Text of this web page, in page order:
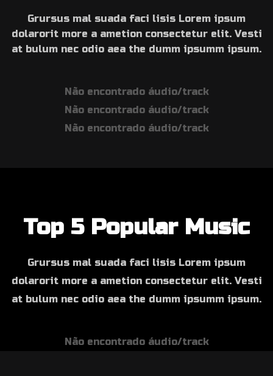
Grursus mal suada faci lisis Lorem ipsum
dolarorit more a ametion consectetur elit. Vesti
at bulum nec odio aea the dumm ipsumm ipsum.
Não encontrado áudio/track
Não encontrado áudio/track
Não encontrado áudio/track
Top 5 Popular Music
Grursus mal suada faci lisis Lorem ipsum
dolarorit more a ametion consectetur elit. Vesti
at bulum nec odio aea the dumm ipsumm ipsum.
Não encontrado áudio/track